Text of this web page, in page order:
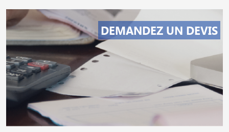
DEMANDEZ UN DEVIS